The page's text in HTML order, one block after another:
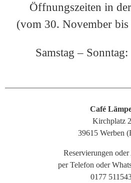
Öffnungszeiten in
(vom 30. November
Samstag –
Café
Kirchplatz 2
39615 Werben
Reservierungen
per Telefon oder
0177